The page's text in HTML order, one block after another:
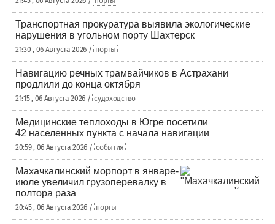
Транспортная прокуратура выявила экологические
нарушения в угольном порту Шахтерск
21:30 , 06 Августа 2026 / порты
Навигацию речных трамвайчиков в Астрахани
продлили до конца октября
21:15 , 06 Августа 2026 / судоходство
Медицинские теплоходы в Югре посетили
42 населенных пункта с начала навигации
20:59 , 06 Августа 2026 / события
Махачкалинский морпорт в январе-
июле увеличил грузоперевалку в
полтора раза
20:45 , 06 Августа 2026 / порты